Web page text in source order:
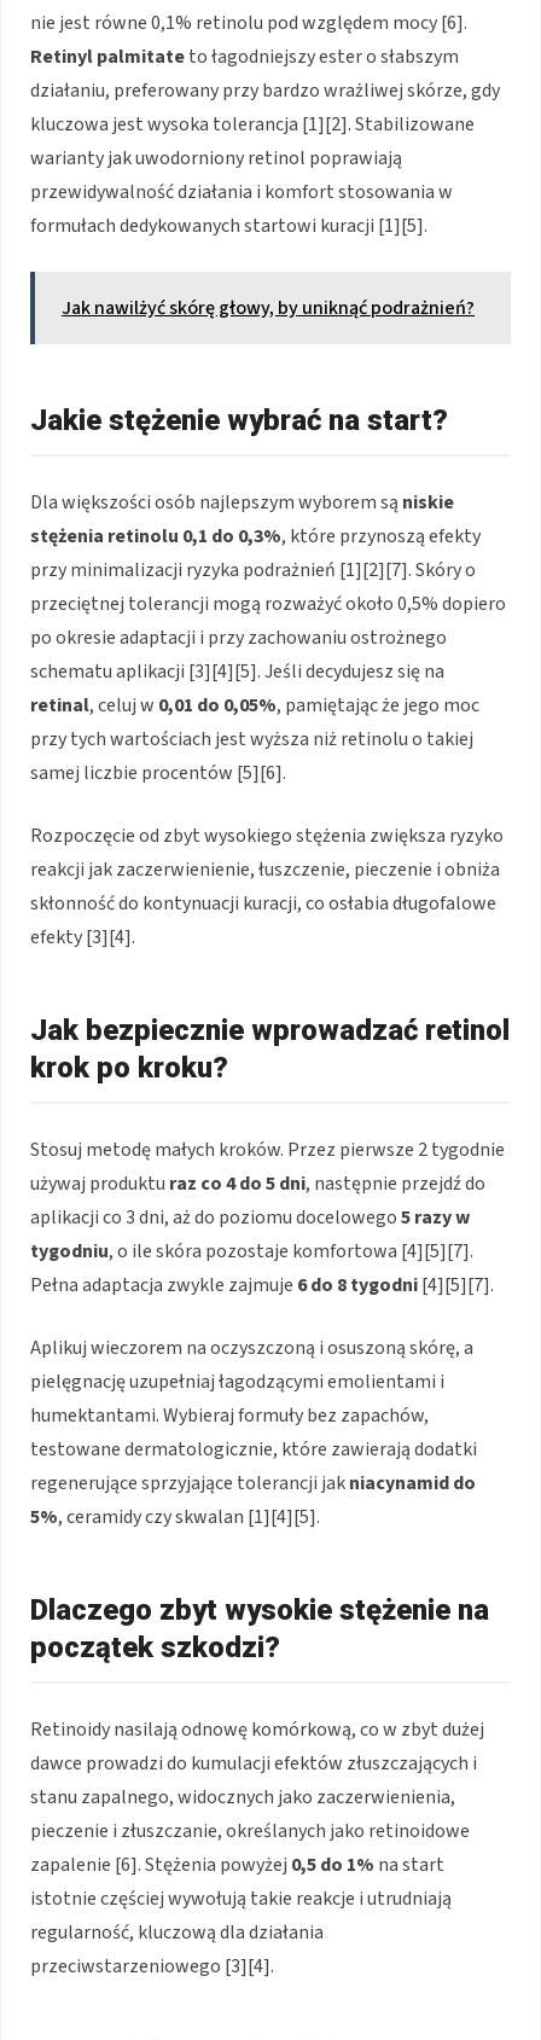
nie jest równe 0,1% retinolu pod względem mocy [6].
Retinyl palmitateto łagodniejszy ester o słabszym
działaniu, preferowany przy bardzo wrażliwej skórze, gdy
kluczowa jest wysoka tolerancja [1][2]. Stabilizowane
warianty jak uwodorniony retinol poprawiają
przewidywalność działania i komfort stosowania w
formułach dedykowanych startowi kuracji [1][5].
Jak nawilżyć skórę głowy, by uniknąć podrażnień?
Jakie stężenie wybrać na start?
Dla większości osób najlepszym wyborem są niskie
stężenia retinolu 0,1 do 0,3%, które przynoszą efekty
przy minimalizacji ryzyka podrażnień [1][2][7]. Skóry o
przeciętnej tolerancji mogą rozważyć około 0,5% dopiero
po okresie adaptacji i przy zachowaniu ostrożnego
schematu aplikacji [3][4][5]. Jeśli decydujesz się na
retinal, celuj w 0,01 do 0,05%, pamiętając że jego moc
przy tych wartościach jest wyższa niż retinolu o takiej
samej liczbie procentów [5][6].
Rozpoczęcie od zbyt wysokiego stężenia zwiększa ryzyko
reakcji jak zaczerwienienie, łuszczenie, pieczenie i obniża
skłonność do kontynuacji kuracji, co osłabia długofalowe
efekty [3][4].
Jak bezpiecznie wprowadzać retinol
krok po kroku?
Stosuj metodę małych kroków. Przez pierwsze 2 tygodnie
używaj produktu raz co 4 do 5 dni, następnie przejdź do
aplikacji co 3 dni, aż do poziomu docelowego5 razy w
tygodniu, o ile skóra pozostaje komfortowa [4][5][7].
Pełna adaptacja zwykle zajmuje 6 do 8 tygodni[4][5][7].
Aplikuj wieczorem na oczyszczoną i osuszoną skórę, a
pielęgnację uzupełniaj łagodzącymi emolientami i
humektantami. Wybieraj formuły bez zapachów,
testowane dermatologicznie, które zawierają dodatki
regenerujące sprzyjające tolerancji jakniacynamid do
5%, ceramidy czy skwalan [1][4][5].
Dlaczego zbyt wysokie stężenie na
początek szkodzi?
Retinoidy nasilają odnowę komórkową, co w zbyt dużej
dawce prowadzi do kumulacji efektów złuszczających i
stanu zapalnego, widocznych jako zaczerwienienia,
pieczenie i złuszczanie, określanych jako retinoidowe
zapalenie [6]. Stężenia powyżej 0,5 do 1% na start
istotnie częściej wywołują takie reakcje i utrudniają
regularność, kluczową dla działania
przeciwstarzeniowego [3][4].